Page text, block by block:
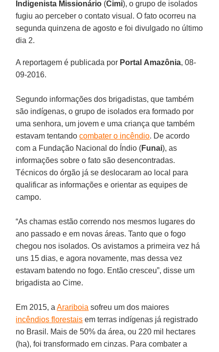
Indigenista Missionário (Cimi), o grupo de isolados
fugiu ao perceber o contato visual. O fato ocorreu na
segunda quinzena de agosto e foi divulgado no último
dia 2.
A reportagem é publicada por Portal Amazônia, 08-
09-2016.
Segundo informações dos brigadistas, que também
são indígenas, o grupo de isolados era formado por
uma senhora, um jovem e uma criança que também
estavam tentandocombater o incêndio. De acordo
com a Fundação Nacional do Índio (Funai), as
informações sobre o fato são desencontradas.
Técnicos do órgão já se deslocaram ao local para
qualificar as informações e orientar as equipes de
campo.
“As chamas estão correndo nos mesmos lugares do
ano passado e em novas áreas. Tanto que o fogo
chegou nos isolados. Os avistamos a primeira vez há
uns 15 dias, e agora novamente, mas dessa vez
estavam batendo no fogo. Então cresceu”, disse um
brigadista ao Cime.
Em 2015, aArariboia sofreu um dos maiores
incêndios florestais em terras indígenas já registrado
no Brasil. Mais de 50% da área, ou 220 mil hectares
(ha), foi transformado em cinzas. Para combater a